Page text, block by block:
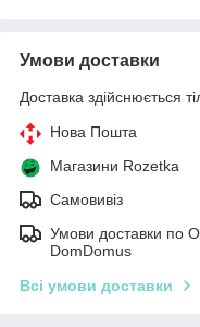
Умови доставки
Доставка здійснюється
Нова Пошта
Магазини Rozetka
Самовивіз
Умови доставки по
DomDomus
Всі умови доставки